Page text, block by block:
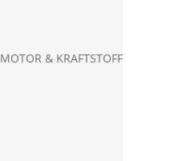
MOTOR & KRAFTSTOFF